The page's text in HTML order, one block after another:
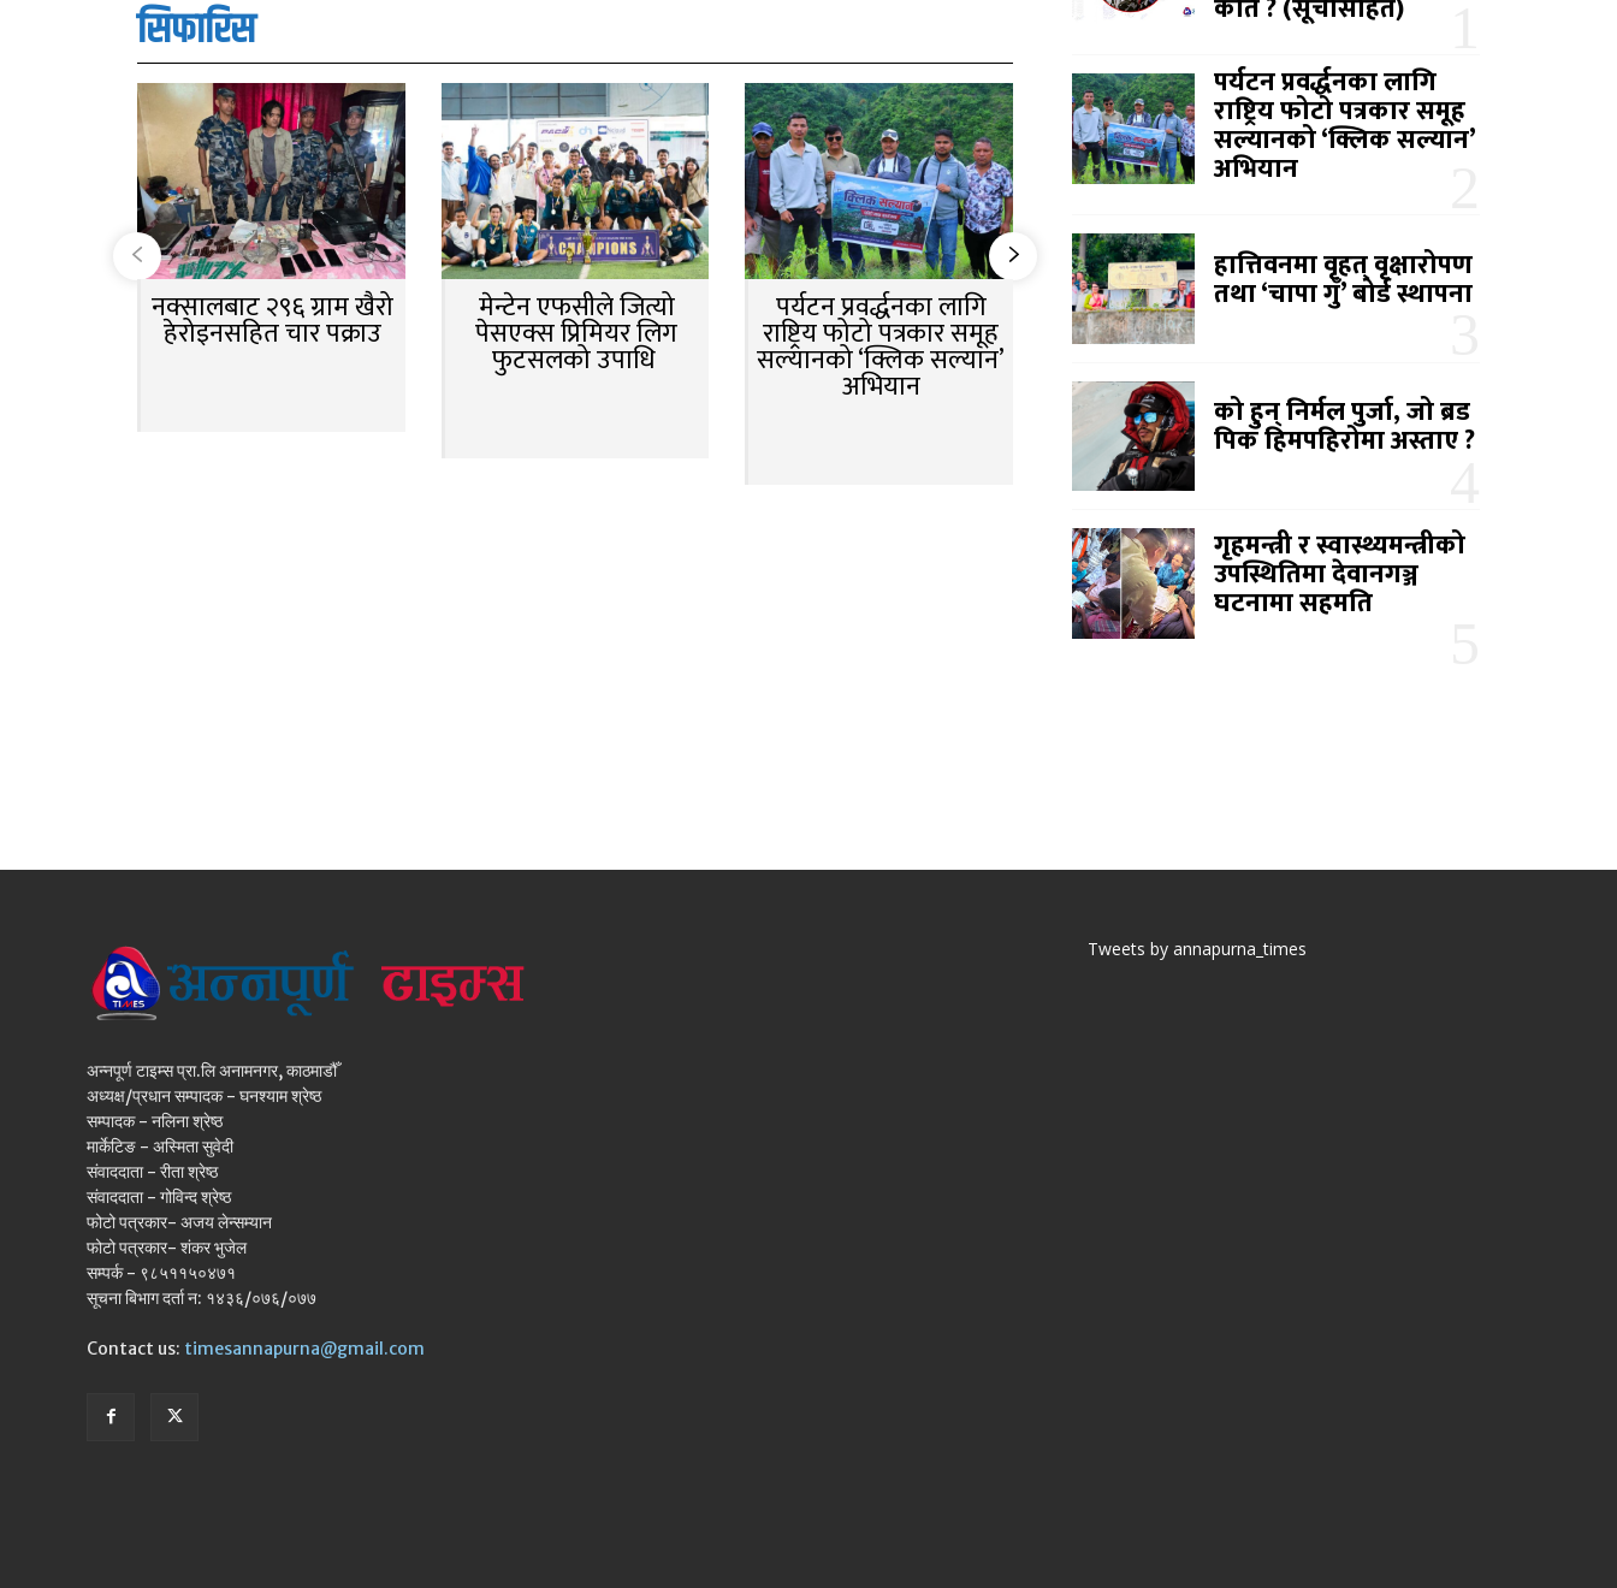
सिफारिस
नक्सालबाट २९६ ग्राम खैरो
हेरोइनसहित चार पक्राउ
मेन्टेन एफसीले जित्यो
पेसएक्स प्रिमियर लिग
फुटसलको उपाधि
पर्यटन प्रवर्द्धनका लागि
राष्ट्रिय फोटो पत्रकार समूह
सल्यानको ‘क्लिक सल्यान’
अभियान
कति ? (सूचीसहित)
पर्यटन प्रवर्द्धनका लागि
राष्ट्रिय फोटो पत्रकार समूह
सल्यानको ‘क्लिक सल्यान’
अभियान
हात्तिवनमा वृहत् वृक्षारोपण
तथा ‘चापा गुँ’ बोर्ड स्थापना
को हुन् निर्मल पुर्जा, जो ब्रड
पिक हिमपहिरोमा अस्ताए ?
गृहमन्त्री र स्वास्थ्यमन्त्रीको
उपस्थितिमा देवानगञ्ज
घटनामा सहमति
अन्नपूर्ण टाइम्स प्रा.लि अनामनगर, काठमाडौँ
अध्यक्ष/प्रधान सम्पादक - घनश्याम श्रेष्ठ
सम्पादक - नलिना श्रेष्ठ
मार्केटिङ - अस्मिता सुवेदी
संवाददाता - रीता श्रेष्ठ
संवाददाता - गोविन्द श्रेष्ठ
फोटो पत्रकार- अजय लेन्सम्यान
फोटो पत्रकार- शंकर भुजेल
सम्पर्क - ९८५११५०४७१
सूचना बिभाग दर्ता न: १४३६/०७६/०७७
Contact us: timesannapurna@gmail.com
Tweets by annapurna_times